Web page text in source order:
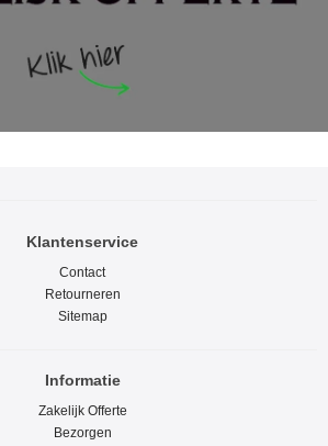
Klantenservice
Contact
Retourneren
Sitemap
Informatie
Zakelijk Offerte
Bezorgen